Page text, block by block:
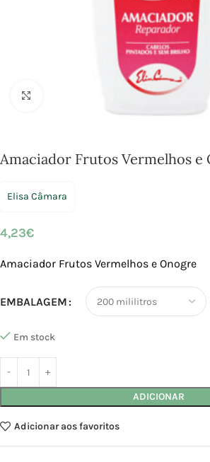
Amaciador Frutos Vermelhos e
Elisa Câmara
4,23€
Amaciador Frutos Vermelhos e Onogre
EMBALAGEM
Em stock
ADICIONAR
Adicionar aos favoritos